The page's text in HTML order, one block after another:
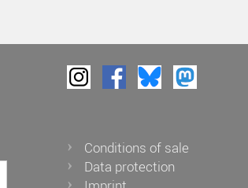
Conditions of sale
Data protection